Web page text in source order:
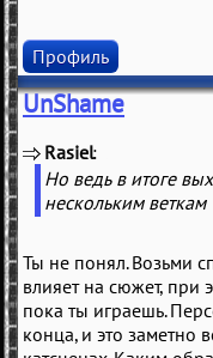
Профиль
UnShame
Rasiel
Но ведь в итоге
нескольким веткам
Ты не понял. Возьми
влияет на сюжет, при
пока ты играешь.
конца, и это заметно